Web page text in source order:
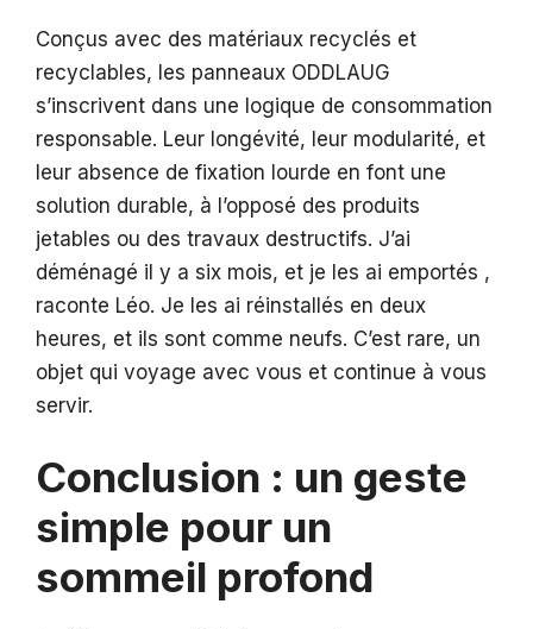
Conçus avec des matériaux recyclés et
recyclables, les panneaux ODDLAUG
s’inscrivent dans une logique de consommation
responsable. Leur longévité, leur modularité, et
leur absence de fixation lourde en font une
solution durable, à l’opposé des produits
jetables ou des travaux destructifs. J’ai
déménagé il y a six mois, et je les ai emportés ,
raconte Léo. Je les ai réinstallés en deux
heures, et ils sont comme neufs. C’est rare, un
objet qui voyage avec vous et continue à vous
servir.
Conclusion : un geste
simple pour un
sommeil profond